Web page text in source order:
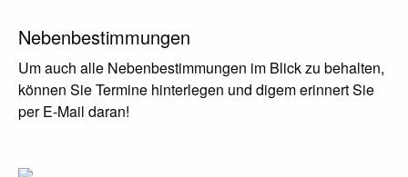
Nebenbestimmungen
Um auch alle Nebenbestimmungen im Blick zu behalten,
können Sie Termine hinterlegen und digem erinnert Sie
per E-Mail daran!